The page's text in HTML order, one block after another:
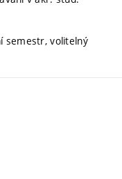
semestr, volitelný